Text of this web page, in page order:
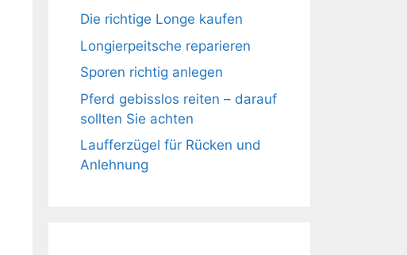
Die richtige Longe kaufen
Longierpeitsche reparieren
Sporen richtig anlegen
Pferd gebisslos reiten – darauf
sollten Sie achten
Laufferzügel für Rücken und
Anlehnung